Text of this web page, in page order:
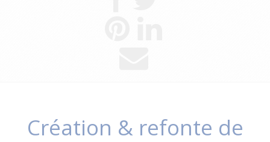
Création & refonte de